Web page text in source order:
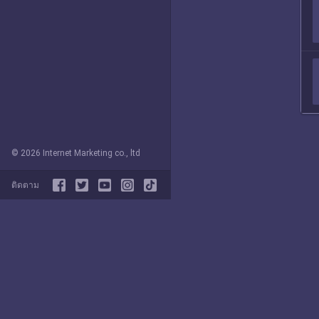
© 2026 Internet Marketing co., ltd
ติดตาม